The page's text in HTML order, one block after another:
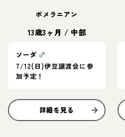
ポメラニアン
13歳3ヶ月 / 中部
ソーダ ♂
7/12(日)伊豆譲渡会に参
加予定！
詳細を見る